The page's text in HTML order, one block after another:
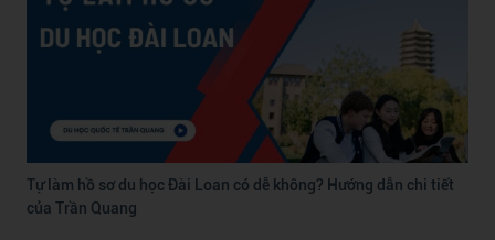
Tự làm hồ sơ du học Đài Loan có dễ không? Hướng dẫn chi tiết
của Trần Quang